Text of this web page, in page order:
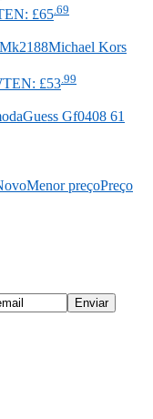
£65 .69
Michael Kors
£53 .99
Guess Gf0408 61
Menor preçoPreço